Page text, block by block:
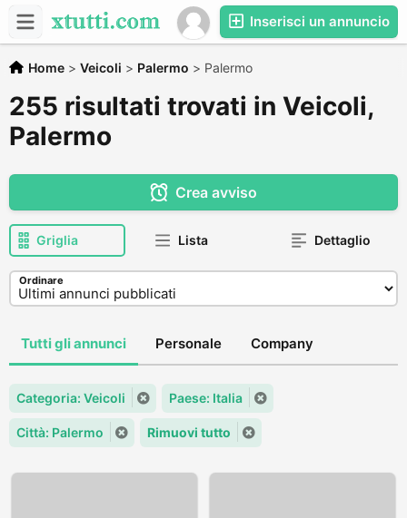
Inserisci un annuncio
Home > Veicoli > Palermo > Palermo
255 risultati trovati in Veicoli,
Palermo
Crea avviso
Griglia Lista Dettaglio
Ordinare
Tutti gli annunci Personale Company
Categoria: Veicoli Paese: Italia
Città: Palermo Rimuovi tutto